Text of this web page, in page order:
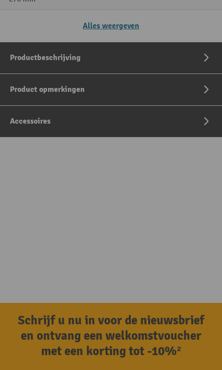
Alles weergeven
Productbeschrijving
Product opmerkingen
Accessoires
Schrijf u nu in voor de nieuwsbrief
en ontvang een welkomstvoucher
met een korting tot -10%²